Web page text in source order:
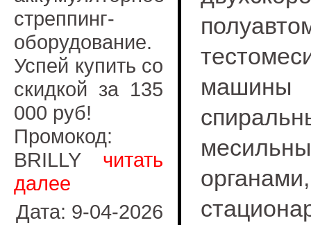
стреппинг-
оборудование.
Успей купить со
скидкой за 135
000 руб!
Промокод:
BRILLY читать
далее
Дата: 9-04-2026